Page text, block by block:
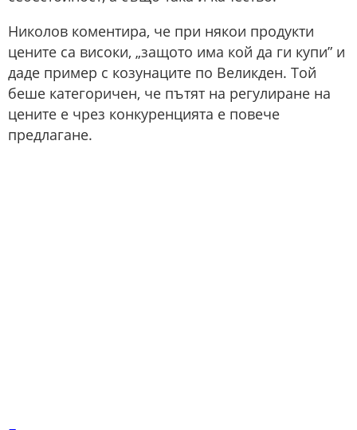
Николов коментира, че при някои продукти
цените са високи, „защото има кой да ги купи” и
даде пример с козунаците по Великден. Той
беше категоричен, че пътят на регулиране на
цените е чрез конкуренцията е повече
предлагане.